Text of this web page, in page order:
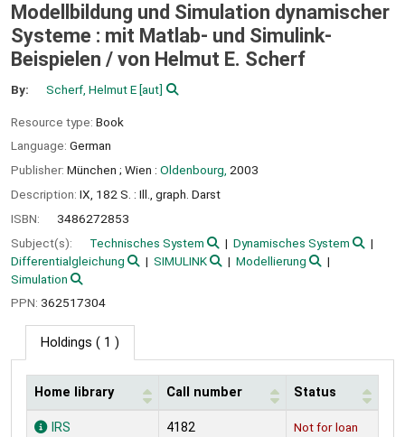
Modellbildung und Simulation dynamischer
Systeme : mit Matlab- und Simulink-
Beispielen / von Helmut E. Scherf
By: Scherf, Helmut E[aut]
Resource type: Book
Language: German
Publisher: München ; Wien : Oldenbourg, 2003
Description: IX, 182 S. : Ill., graph. Darst
ISBN:
3486272853
Subject(s):
Technisches System
Dynamisches System
Differentialgleichung
SIMULINK
Modellierung
Simulation
PPN: 362517304
Holdings ( 1 )
Holdings
Home library Call number Status
IRS 4182 Not for loan